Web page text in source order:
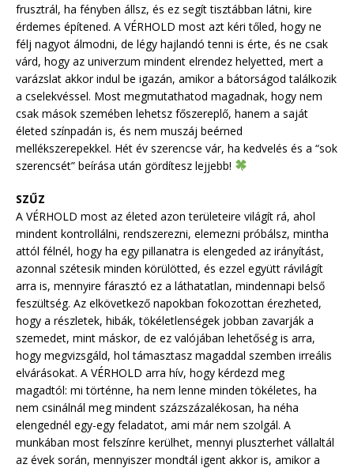
frusztrál, ha fényben állsz, és ez segít tisztábban látni, kire
érdemes építened. A VÉRHOLD most azt kéri tőled, hogy ne
félj nagyot álmodni, de légy hajlandó tenni is érte, és ne csak
várd, hogy az univerzum mindent elrendez helyetted, mert a
varázslat akkor indul be igazán, amikor a bátorságod találkozik
a cselekvéssel. Most megmutathatod magadnak, hogy nem
csak mások szemében lehetsz főszereplő, hanem a saját
életed színpadán is, és nem muszáj beérned
mellékszerepekkel. Hét év szerencse vár, ha kedvelés és a “sok
szerencsét” beírása után gördítesz lejjebb!
SZŰZ
A VÉRHOLD most az életed azon területeire világít rá, ahol
mindent kontrollálni, rendszerezni, elemezni próbálsz, mintha
attól félnél, hogy ha egy pillanatra is elengeded az irányítást,
azonnal szétesik minden körülötted, és ezzel együtt rávilágít
arra is, mennyire fárasztó ez a láthatatlan, mindennapi belső
feszültség. Az elkövetkező napokban fokozottan érezheted,
hogy a részletek, hibák, tökéletlenségek jobban zavarják a
szemedet, mint máskor, de ez valójában lehetőség is arra,
hogy megvizsgáld, hol támasztasz magaddal szemben irreális
elvárásokat. A VÉRHOLD arra hív, hogy kérdezd meg
magadtól: mi történne, ha nem lenne minden tökéletes, ha
nem csinálnál meg mindent százszázalékosan, ha néha
elengednél egy-egy feladatot, ami már nem szolgál. A
munkában most felszínre kerülhet, mennyi pluszterhet vállaltál
az évek során, mennyiszer mondtál igent akkor is, amikor a